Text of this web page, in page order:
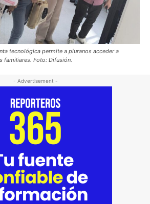
tecnológica permite a piuranos acceder a
familiares. Foto: Difusión.
- Advertisement -